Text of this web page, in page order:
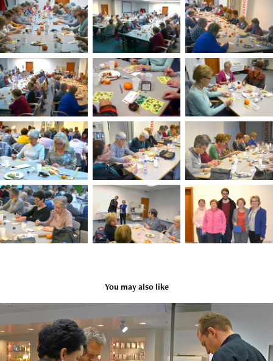
You may also like